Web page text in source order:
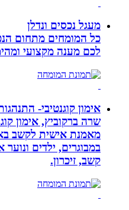
מעגל נכסים ונדלן
כל המומחים מתחום הנכסים
לכם מענה מקצועי ומהימן
אימון קוגנטיבי- התנהגותי
שרה ברקוביץ, אימון
מאמנת אישית לקשב
במבוגרים, ילדים ונוער
קשב, זיכרון.